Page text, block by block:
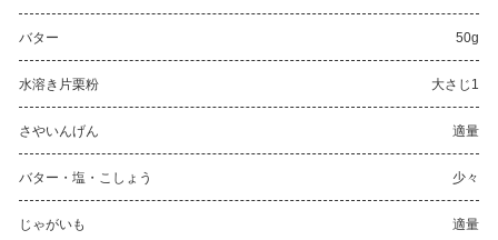
バター 50g
水溶き片栗粉 大さじ1
さやいんげん 適量
バター・塩・こしょう 少々
じゃがいも 適量